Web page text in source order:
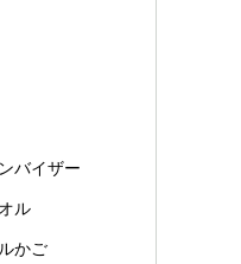
バイザー
ル
かご